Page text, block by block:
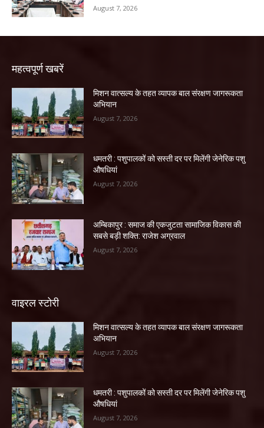
August 7, 2026
महत्वपूर्ण खबरें
मिशन वात्सल्य के तहत व्यापक बाल संरक्षण जागरूकता
अभियान
August 7, 2026
धमतरी : पशुपालकों को सस्ती दर पर मिलेंगी जेनेरिक पशु
औषधियां
August 7, 2026
अम्बिकापुर : समाज की एकजुटता सामाजिक विकास की
सबसे बड़ी शक्ति: राजेश अग्रवाल
August 7, 2026
वाइरल स्टोरी
मिशन वात्सल्य के तहत व्यापक बाल संरक्षण जागरूकता
अभियान
August 7, 2026
धमतरी : पशुपालकों को सस्ती दर पर मिलेंगी जेनेरिक पशु
औषधियां
August 7, 2026